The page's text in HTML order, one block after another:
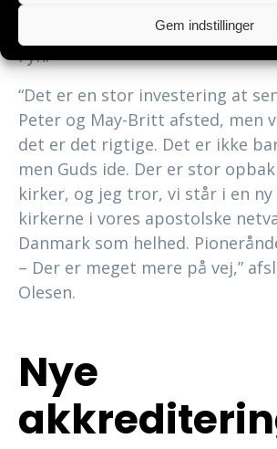
Gem indstillinger
er en vision om at nå endnu
evangeliet og bringe Guds rige
Fyn.
“Det er en stor investering at
Peter og May-Britt afsted, men
det er det rigtige. Det er ikke
men Guds ide. Der er stor
kirker, og jeg tror, vi står i en
kirkerne i vores apostolske
Danmark som helhed.
– Der er meget mere på vej,”
Olesen.
Nye